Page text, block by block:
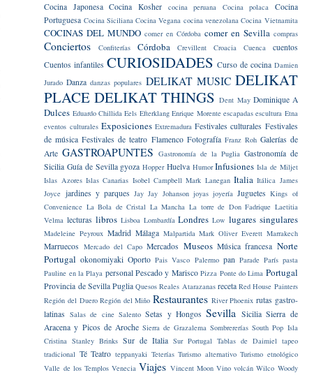
Cocina Japonesa Cocina Kosher cocina peruana Cocina polaca
Cocina
Portuguesa Cocina Siciliana Cocina Vegana cocina venezolana Cocina Vietnamita
COCINAS DEL MUNDO comer en Córdoba comer en Sevilla compras
Conciertos Confiterías Córdoba Crevillent Croacia Cuenca
cuentos
Cuentos infantiles CURIOSIDADES Curso de cocina Damien
Jurado Danza danzas populares DELIKAT MUSIC DELIKAT
PLACE DELIKAT THINGS Dent May Dominique A
Dulces Eduardo Chillida Eels Efterklang Enrique Morente escapadas escultura Etna
eventos culturales Exposiciones Extremadura Festivales culturales Festivales
de música Festivales de teatro Flamenco Fotografía Franz Roh Galerías de
Arte GASTROAPUNTES Gastronomía de la Puglia Gastronomía de
Sicilia Guía de Sevilla gyoza Hopper Huelva Humor Infusiones Isla de Miljet
Islas Azores Islas Canarias Isobel Campbell Mark Lanegan Italia Itálica James
Joyce jardines y parques Jay Jay Johanson joyas joyería Juguetes Kings of
Convenience La Bola de Cristal La Mancha La torre de Don Fadrique Laetitia
Velma lecturas libros Lisboa Lombardía Londres Low lugares singulares
Madeleine Peyroux Madrid Málaga Malpartida Mark Oliver Everett Marrakech
Marruecos Mercado del Capo Mercados Museos Música francesa Norte
Portugal okonomiyaki Oporto Pais Vasco Palermo pan Parade París pasta
Pauline en la Playa personal Pescado y Marisco Pizza Ponte do Lima Portugal
Provincia de Sevilla Puglia Quesos Reales Atarazanas receta Red House Painters
Región del Duero Región del Miño Restaurantes River Phoenix rutas gastro-
latinas Salas de cine Salento Setas y Hongos Sevilla Sicilia Sierra de
Aracena y Picos de Aroche Sierra de Grazalema Sombrererías South Pop Isla
Cristina Stanley Brinks Sur de Italia Sur Portugal Tablas de Daimiel tapeo
tradicional Té Teatro teppanyaki Teterías Turismo alternativo Turismo etnológico
Valle de los Templos Venecia Viajes Vincent Moon Vino volcán Wilco Woody